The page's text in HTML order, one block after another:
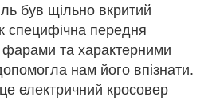
був щільно вкритий
передня
та характерними
нам його впізнати.
електричний кросовер